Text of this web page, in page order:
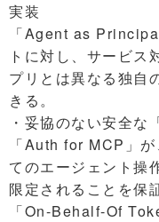
実装
「Agent as
トに対し、サービス
プリとは異なる独自
きる。
・妥協のない安全な
「Auth for MCP」
てのエージェント操
限定されることを保
「On-Behalf-Of